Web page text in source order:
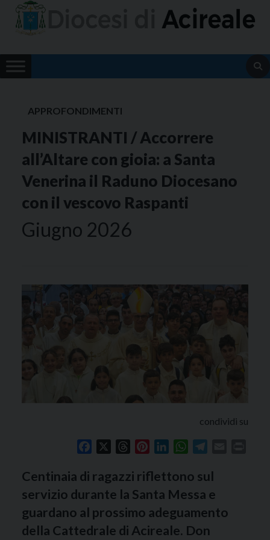
Skip
APPROFONDIMENTI
MINISTRANTI / Accorrere
all’Altare con gioia: a Santa
Venerina il Raduno Diocesano
con il vescovo Raspanti
Giugno 2026
condividi su
Facebook ThreadsPinterestLinkedInWhatsApp
Centinaia di ragazzi riflettono sul
servizio durante la Santa Messa e
guardano al prossimo adeguamento
della Cattedrale di Acireale. Don